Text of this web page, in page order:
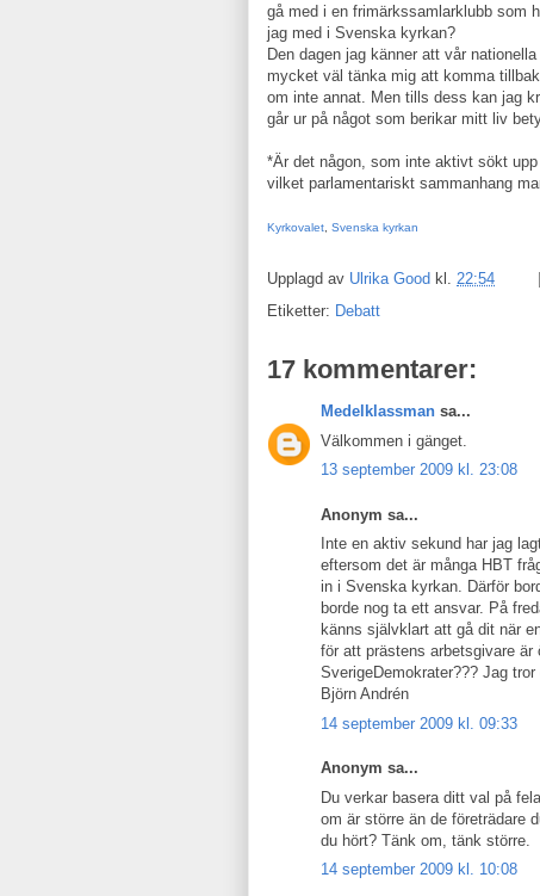
gå med i en frimärkssamlarklubb som
jag med i Svenska kyrkan?
Den dagen jag känner att vår
mycket väl tänka mig att komma
om inte annat. Men tills dess kan jag
går ur på något som berikar mitt liv
*Är det någon, som inte aktivt sökt
vilket parlamentariskt sammanhang
Kyrkovalet Svenska kyrkan
Upplagd av Ulrika Good kl. 22:54
Etiketter: Debatt
17 kommentarer:
Medelklassman sa...
Välkommen i gänget.
13 september 2009 kl. 23:08
Anonym sa...
Inte en aktiv sekund har jag
eftersom det är många HBT
in i Svenska kyrkan. Därför
borde nog ta ett ansvar. På
känns självklart att gå dit när
för att prästens arbetsgivare
SverigeDemokrater??? Jag
Björn Andrén
14 september 2009 kl. 09:33
Anonym sa...
Du verkar basera ditt val på
om är större än de företrädare
du hört? Tänk om, tänk större.
14 september 2009 kl. 10:08